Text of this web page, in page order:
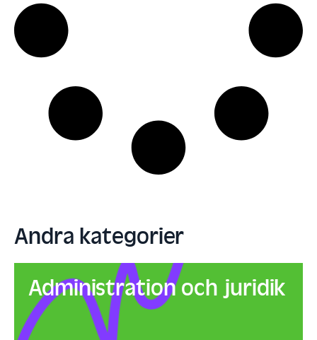
Andra kategorier
Administration och juridik